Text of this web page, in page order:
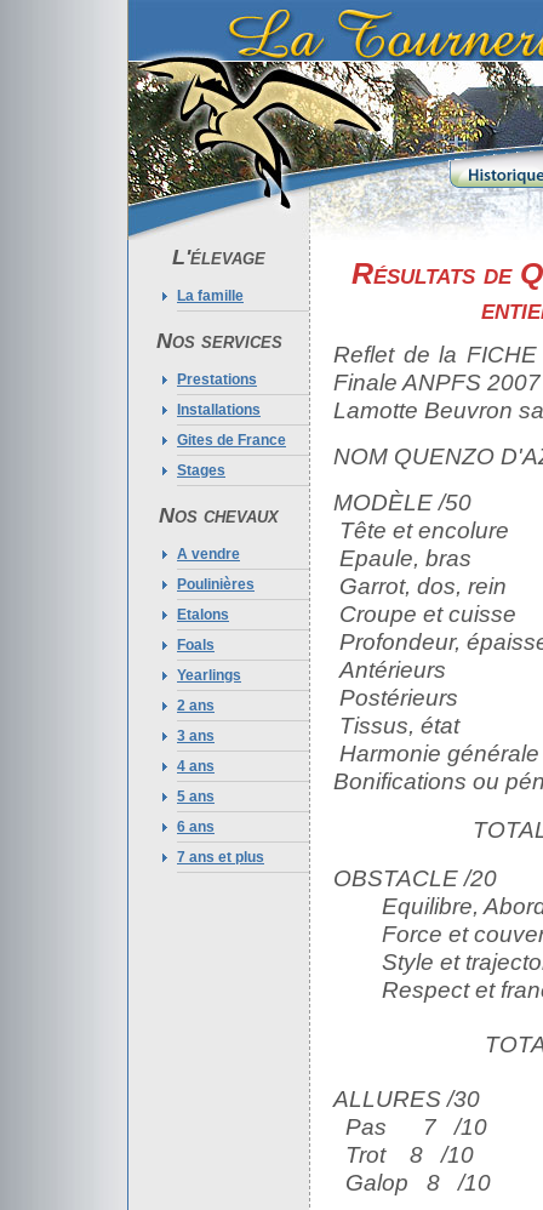
L'élevage
La famille
Nos services
Prestations
Installations
Gites de France
Stages
Nos chevaux
A vendre
Poulinières
Etalons
Foals
Yearlings
2 ans
3 ans
4 ans
5 ans
6 ans
7 ans et plus
Résultats de
Reflet de la
Finale ANPFS 2007
Lamotte Beuvron
NOM QUENZO
MODÈLE /50
Tête et
Epaule,
Garrot, dos,
Croupe et
Profondeur,
Antérieurs
Postérieurs
Tissus, état
Harmonie
Bonifications ou
OBSTACLE /20
Equilibre,
Force et
Style et
Respect et
ALLURES /30
Pas 7 /10
Trot 8 /10
Galop 8 /10